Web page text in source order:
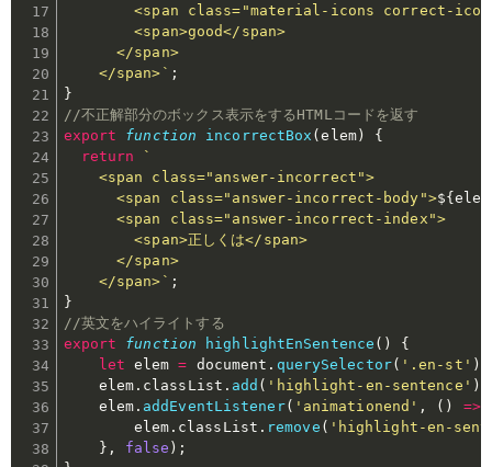
<span class="material-icons correct-
        <span>good</span>
      </span>
    </span>`
;
}
//不正解部分のボックス表示をするHTMLコードを返す
export
function incorrectBox (elem)
{
return
`
    <span class="answer-incorrect">
      <span class="answer-incorrect-body">
${ elem
      <span class="answer-incorrect-index">
        <span>正しくは</span>
      </span>
    </span>`
;
}
//英文をハイライトする
export
function highlightEnSentence ( )
{
let elem = document . querySelector( '.en-st' )
	elem
. classList . add ( 'highlight-en-sentence' )
	elem
. addEventListener( 'animationend' , ( ) =>
		elem
. classList . remove ( 'highlight-en-
} , false ) ;